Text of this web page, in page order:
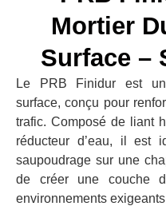
Mortier
Surface –
Le PRB Finidur est
surface, conçu pour
trafic. Composé de liant
réducteur d’eau, il est
saupoudrage sur une
de créer une couche
environnements